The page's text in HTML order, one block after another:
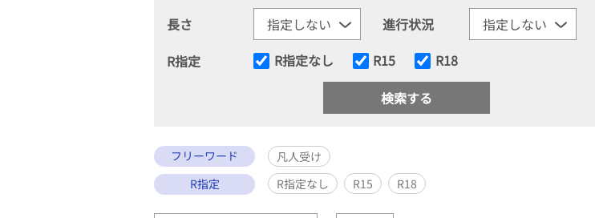
長さ
進行状況
R指定
R指定なし R15 R18
フリーワード
凡人受け
R指定
R指定なし R15 R18